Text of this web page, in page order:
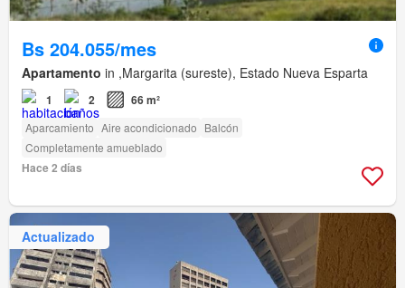
Bs 204.055/mes
Apartamento in ,Margarita (sureste), Estado Nueva Esparta
1 2 66 m²
Aparcamiento Aire acondicionado Balcón
Completamente amueblado
Hace 2 días
Actualizado